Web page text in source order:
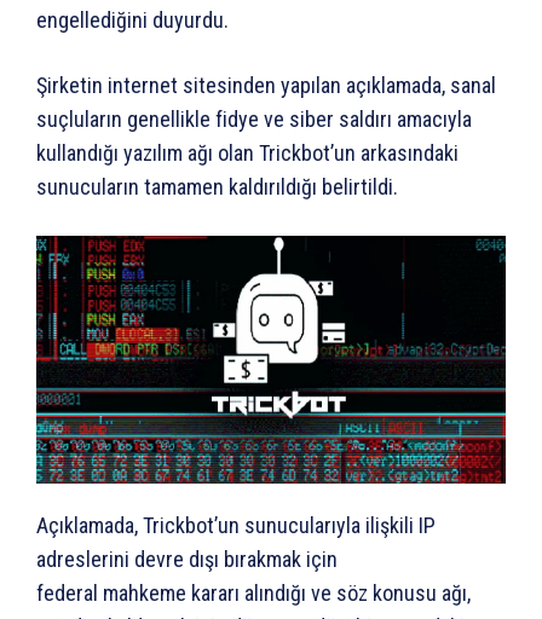
engellediğini duyurdu.
Şirketin internet sitesinden yapılan açıklamada, sanal
suçluların genellikle fidye ve siber saldırı amacıyla
kullandığı yazılım ağı olan Trickbot’un arkasındaki
sunucuların tamamen kaldırıldığı belirtildi.
Açıklamada, Trickbot’un sunucularıyla ilişkili IP
adreslerini devre dışı bırakmak için
federal mahkeme kararı alındığı ve söz konusu ağı,